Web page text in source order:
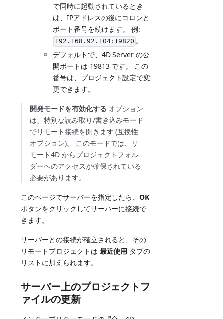
で同時に起動されているとき
は、IPアドレスの後にコロンと
ポート番号を続けます。 例:
192.168.92.104:19820 。
デフォルトで、4D Server の公
開ポートは 19813 です。 この
番号は、プロジェクト設定で変
更できます。
開発モードを有効化する オプション
は、特別な読み取り/書き込みモード
でリモート接続を開きます (互換性
オプション)。 このモードでは、リ
モート4D からプロジェクトフォル
ダーへのアクセスが確保されている
必要があります。
このページでサーバーを指定したら、OK
ボタンをクリックしてサーバーに接続で
きます。
サーバーとの接続が確立されると、その
リモートプロジェクトは最近使用 タブの
リストに加えられます。
サーバー上のプロジェクトフ
ァイルの更新